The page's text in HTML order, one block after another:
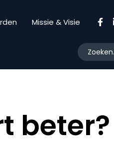
Missie & Visie
beter?